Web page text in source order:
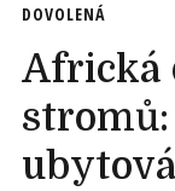
DOVOLENÁ
Africká